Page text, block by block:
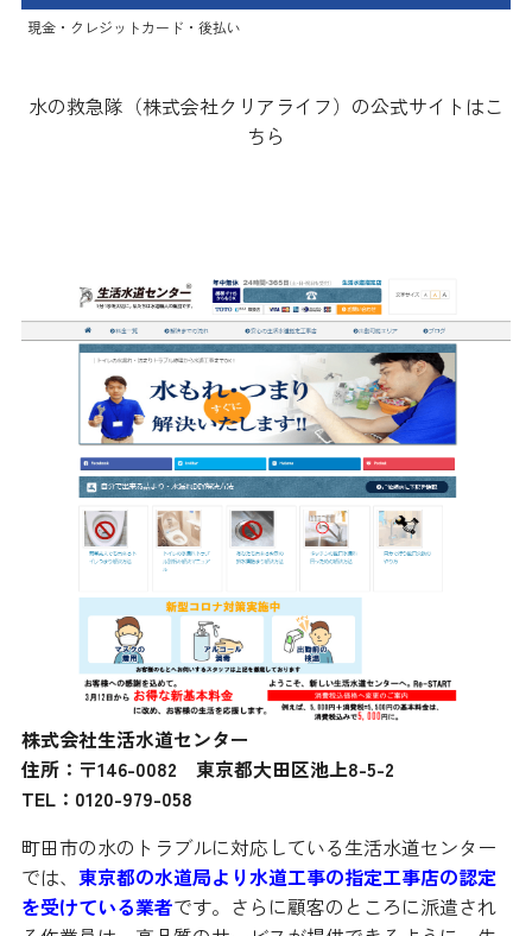
現金・クレジットカード・後払い
水の救急隊（株式会社クリアライフ）の公式サイトはこ
ちら
株式会社生活水道センター
住所：〒146-0082 東京都大田区池上8-5-2
TEL：0120-979-058
町田市の水のトラブルに対応している生活水道センター
では、 東京都の水道局より水道工事の指定工事店の認定
を受けている業者です。さらに顧客のところに派遣され